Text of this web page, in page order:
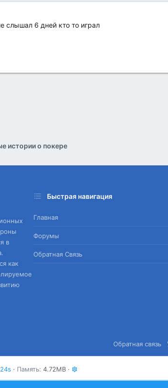
слышал 6 дней кто то играл
истории о покере
в
как
Быстрая навигация
Главная
Форумы
Обратная Связь
Обратная связь
Память 4.72MB